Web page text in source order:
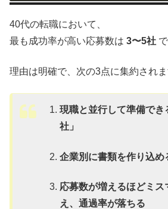
40代の転職において、
最も成功率が高い応募数は 3〜5社
理由は明確で、次の3点に集約されま
現職と並行して準備でき
社」
企業別に書類を作り込め
応募数が増えるほどミス
え、通過率が落ちる